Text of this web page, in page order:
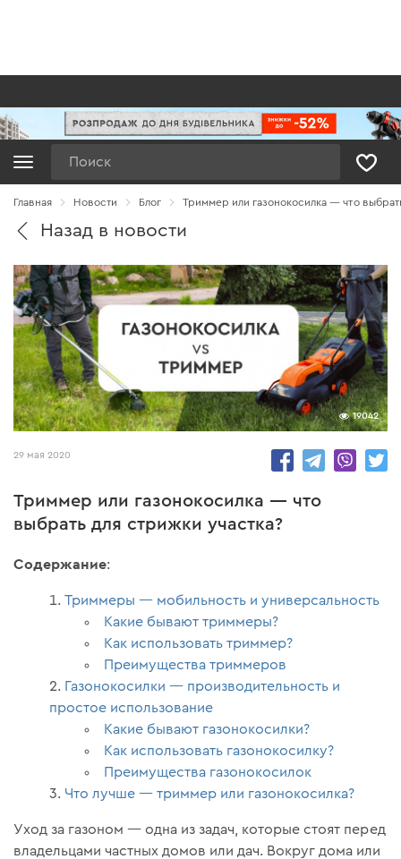
Главная Новости Блог Триммер или газонокосилка — что
Назад в новости
19042
29 мая 2020
Триммер или газонокосилка — что
выбрать для стрижки участка?
Содержание:
Триммеры — мобильность и универсальность
Какие бывают триммеры?
Как использовать триммер?
Преимущества триммеров
Газонокосилки — производительность и
простое использование
Какие бывают газонокосилки?
Как использовать газонокосилку?
Преимущества газонокосилок
Что лучше — триммер или газонокосилка?
Уход за газоном — одна из задач, которые стоят перед
владельцами частных домов или дач. Вокруг дома или